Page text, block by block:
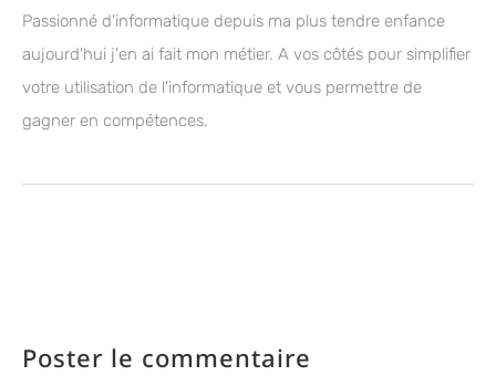
Passionné d'informatique depuis ma plus tendre enfance
aujourd'hui j'en ai fait mon métier. A vos côtés pour simplifier
votre utilisation de l'informatique et vous permettre de
gagner en compétences.
Poster le commentaire